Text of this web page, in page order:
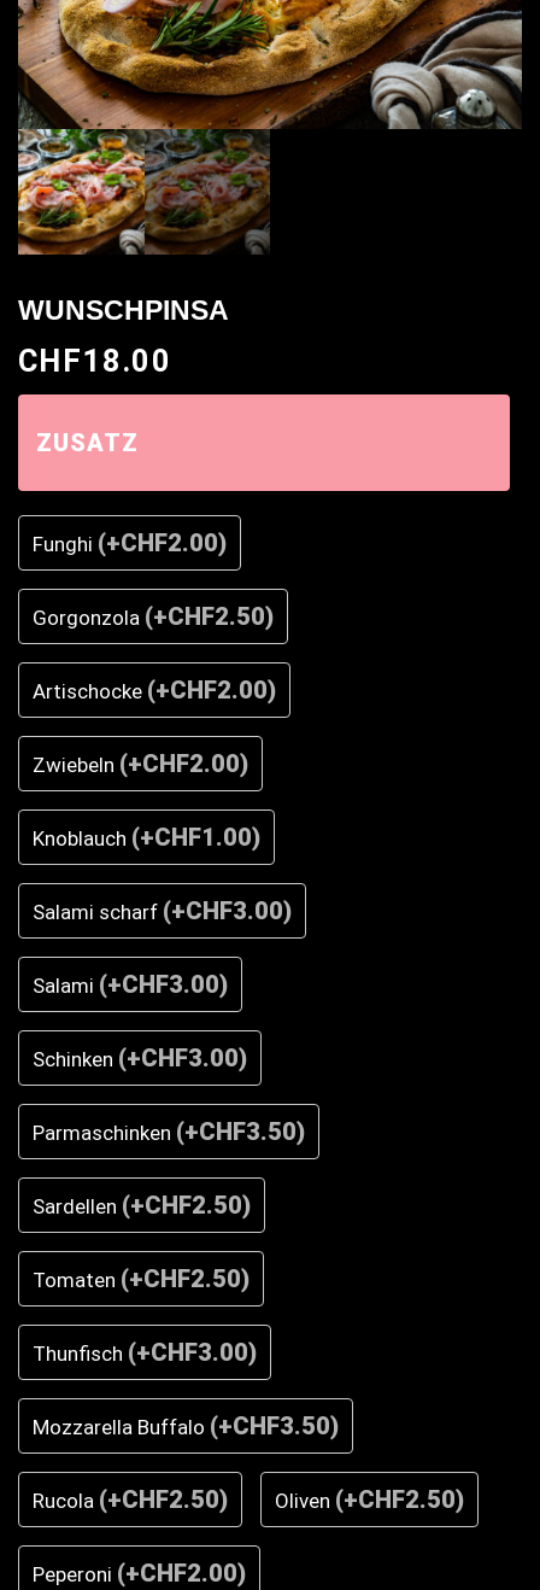
WUNSCHPINSA
CHF18.00
ZUSATZ
Funghi (+CHF2.00)
Gorgonzola (+CHF2.50)
Artischocke (+CHF2.00)
Zwiebeln (+CHF2.00)
Knoblauch (+CHF1.00)
Salami scharf (+CHF3.00)
Salami (+CHF3.00)
Schinken (+CHF3.00)
Parmaschinken (+CHF3.50)
Sardellen (+CHF2.50)
Tomaten (+CHF2.50)
Thunfisch (+CHF3.00)
Mozzarella Buffalo (+CHF3.50)
Rucola (+CHF2.50) Oliven (+CHF2.50)
Peperoni (+CHF2.00)